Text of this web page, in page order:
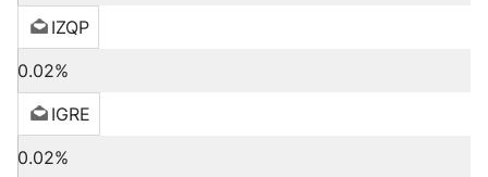
IZQP
0.02%
IGRE
0.02%